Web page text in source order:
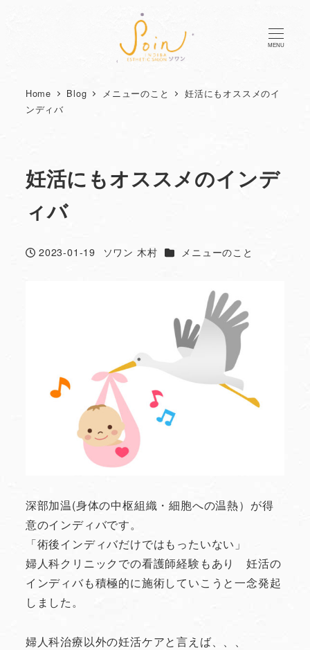
MENU
Home Blog メニューのこと
妊活にもオススメのイ
ンディバ
妊活にもオススメのインデ
ィバ
投稿日
2023-01-19
著
ソワン 木村 カテゴリー
メニューのこと
深部加温(身体の中枢組織・細胞への温熱）が得
意のインディバです。
「術後インディバだけではもったいない」
婦人科クリニックでの看護師経験もあり 妊活の
インディバも積極的に施術していこうと一念発起
しました。
婦人科治療以外の妊活ケアと言えば、、、